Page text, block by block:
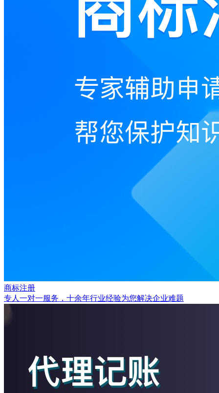
商标注册
专人一对一服务，十余年行业经验为您解决企业难题